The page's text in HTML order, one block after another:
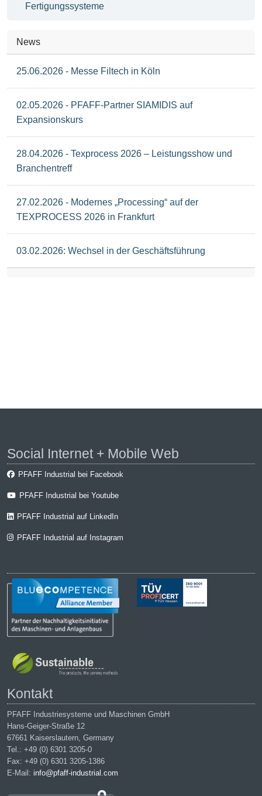
Fertigungssysteme
News
25.06.2026 - Messe Filtech in Köln
02.05.2026 - PFAFF-Partner SIAMIDIS auf
Expansionskurs
28.04.2026 - Texprocess 2026 – Leistungsshow und
Branchentreff
27.02.2026 - Modernes „Processing“ auf der
TEXPROCESS 2026 in Frankfurt
03.02.2026: Wechsel in der Geschäftsführung
Social Internet + Mobile Web
PFAFF Industrial bei Facebook
PFAFF Industrial bei Youtube
PFAFF Industrial auf LinkedIn
PFAFF Industrial auf Instagram
Kontakt
PFAFF Industriesysteme und Maschinen GmbH
Hans-Geiger-Straße 12
67661 Kaiserslautern, Germany
Tel.: +49 (0) 6301 3205-0
Fax: +49 (0) 6301 3205-1386
E-Mail: info@pfaff-industrial.com